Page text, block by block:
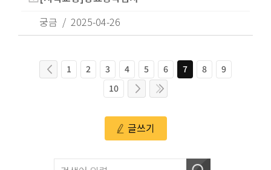
궁금
2025-04-26
1 2 3 4 5 6 7 8
9
10
글쓰기